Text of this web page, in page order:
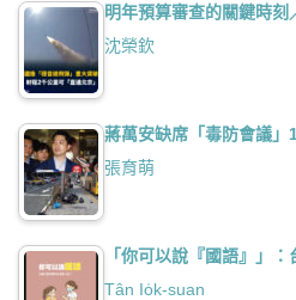
明年預算審查的關鍵時刻
沈榮欽
蔣萬安缺席「毒防會議」
張育萌
「你可以說『國語』」
Tân Io̍k-suan